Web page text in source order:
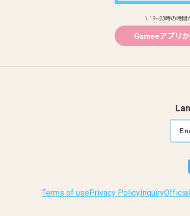
\ 19~23時の時間
Gameeアプリ
Terms of usePrivacy Policy Inquiry